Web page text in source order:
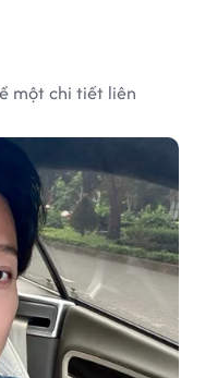
một chi tiết liên